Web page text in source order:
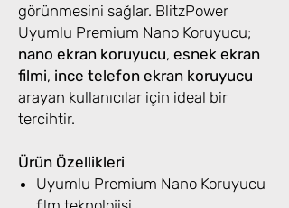
görünmesini sağlar. BlitzPower
Uyumlu Premium Nano Koruyucu;
nano ekran koruyucu, esnek ekran
filmi, ince telefon ekran koruyucu
arayan kullanıcılar için ideal bir
tercihtir.
Ürün Özellikleri
Uyumlu Premium Nano Koruyucu